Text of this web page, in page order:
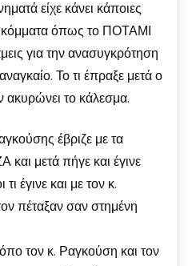
είχε κάνει κάποιες
κόμματα όπως το ΠΟΤΑΜΙ
για την ανασυγκρότηση
Το τι έπραξε μετά ο
ακυρώνει το κάλεσμα.
έβριζε με τα
και μετά πήγε και έγινε
έγινε και με τον κ.
πέταξαν σαν στημένη
τον κ. Ραγκούση και τον